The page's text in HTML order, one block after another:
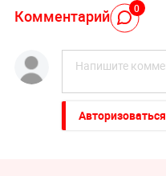
Комментарий 0
Авторизоваться